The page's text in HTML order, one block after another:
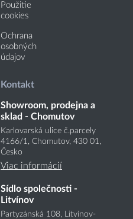
Použitie
cookies
Ochrana
osobných
údajov
Kontakt
Showroom, prodejna a
sklad - Chomutov
Karlovarská ulice č.parcely
4166/1, Chomutov, 430 01,
Česko
Viac informácií
Sídlo společnosti -
Litvínov
Partyzánská 108, Litvínov-